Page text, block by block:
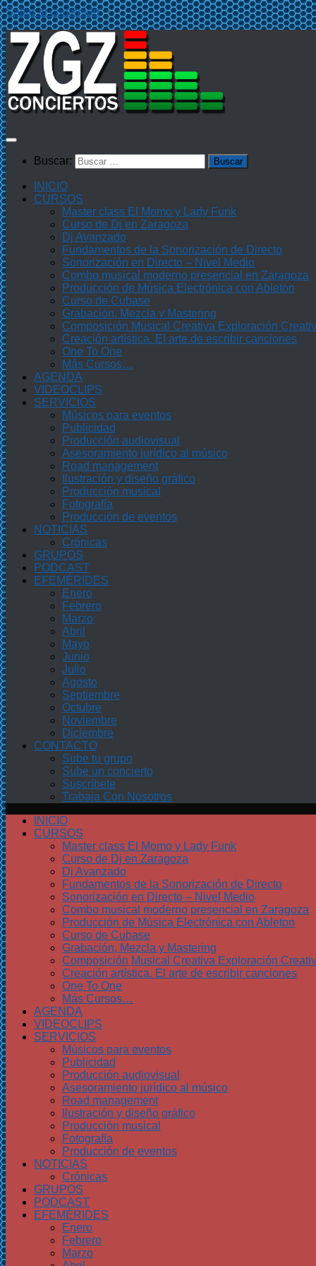
Saltar al contenido
Buscar:
INICIO
CURSOS
Master class El Momo y Lady Funk
Curso de Dj en Zaragoza
Dj Avanzado
Fundamentos de la Sonorización de Directo
Sonorización en Directo – Nivel Medio
Combo musical moderno presencial en Zaragoza
Producción de Música Electrónica con Ableton
Curso de Cubase
Grabación, Mezcla y Mastering
Composición Musical Creativa Exploración
Creación artística. El arte de escribir canciones
One To One
Más Cursos…
AGENDA
VIDEOCLIPS
SERVICIOS
Músicos para eventos
Publicidad
Producción audiovisual
Asesoramiento jurídico al músico
Road management
Ilustración y diseño gráfico
Producción musical
Fotografía
Producción de eventos
NOTICIAS
Crónicas
GRUPOS
PODCAST
EFEMÉRIDES
Enero
Febrero
Marzo
Abril
Mayo
Junio
Julio
Agosto
Septiembre
Octubre
Noviembre
Diciembre
CONTACTO
Sube tu grupo
Sube un concierto
Suscríbete
Trabaja Con Nosotros
INICIO
CURSOS
Master class El Momo y Lady Funk
Curso de Dj en Zaragoza
Dj Avanzado
Fundamentos de la Sonorización de Directo
Sonorización en Directo – Nivel Medio
Combo musical moderno presencial en Zaragoza
Producción de Música Electrónica con Ableton
Curso de Cubase
Grabación, Mezcla y Mastering
Composición Musical Creativa Exploración
Creación artística. El arte de escribir canciones
One To One
Más Cursos…
AGENDA
VIDEOCLIPS
SERVICIOS
Músicos para eventos
Publicidad
Producción audiovisual
Asesoramiento jurídico al músico
Road management
Ilustración y diseño gráfico
Producción musical
Fotografía
Producción de eventos
NOTICIAS
Crónicas
GRUPOS
PODCAST
EFEMÉRIDES
Enero
Febrero
Marzo